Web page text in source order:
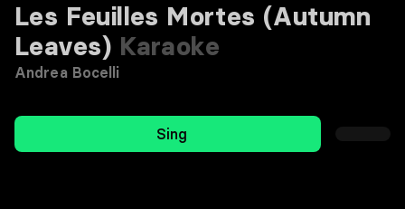
Les Feuilles Mortes (Autumn
Leaves) Karaoke
Andrea Bocelli
Sing